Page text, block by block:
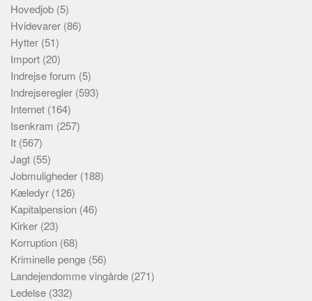
Hovedjob (5)
Hvidevarer (86)
Hytter (51)
Import (20)
Indrejse forum (5)
Indrejseregler (593)
Internet (164)
Isenkram (257)
It (567)
Jagt (55)
Jobmuligheder (188)
Kæledyr (126)
Kapitalpension (46)
Kirker (23)
Korruption (68)
Kriminelle penge (56)
Landejendomme vingårde (271)
Ledelse (332)